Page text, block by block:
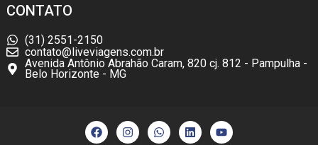
CONTATO
(31) 2551-2150
contato@liveviagens.com.br
Avenida Antônio Abrahão Caram, 820 cj. 812 - Pampulha -
Belo Horizonte - MG
F
a
c
I
n
s
W
h
a
L
i
n
Y
o
u